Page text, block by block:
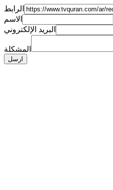
الرابط
الاسم
البريد الإلكتروني
المشكلة
ارسل